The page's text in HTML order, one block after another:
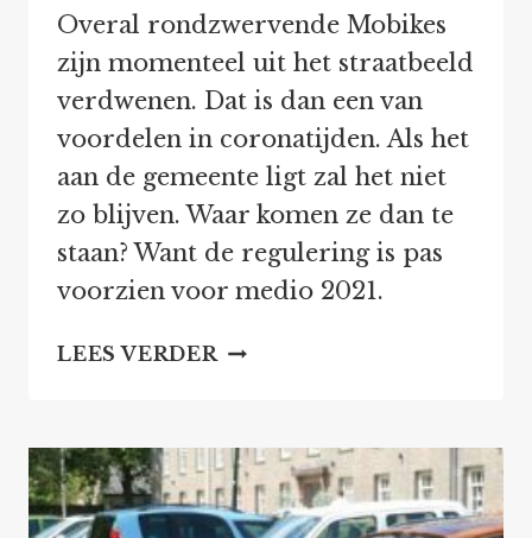
Overal rondzwervende Mobikes
zijn momenteel uit het straatbeeld
verdwenen. Dat is dan een van
voordelen in coronatijden. Als het
aan de gemeente ligt zal het niet
zo blijven. Waar komen ze dan te
staan? Want de regulering is pas
voorzien voor medio 2021.
LEES VERDER REGELS
DEELSCOOTERS
UITGESTELD